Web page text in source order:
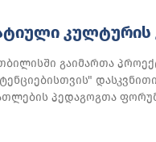
ᲙᲣᲚᲢᲣᲠᲘᲡ
გაიმართა
პედაგოგთა